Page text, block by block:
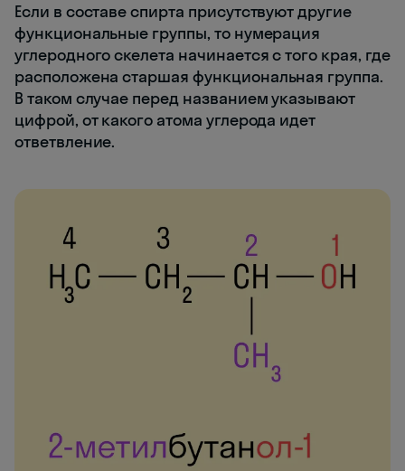
Если в составе спирта присутствуют другие
функциональные группы, то нумерация
углеродного скелета начинается с того края, где
расположена старшая функциональная группа.
В таком случае перед названием указывают
цифрой, от какого атома углерода идет
ответвление.